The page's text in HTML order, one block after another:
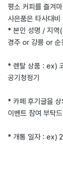
평소 커피를 즐겨
사은품은 타사대
* 본인 성명 / 지
경주 or 강릉 or
* 렌탈 상품 : ex)
공기청정기
* 카페 후기글을
이벤트 참여 부탁
* 개통 일자 : ex)